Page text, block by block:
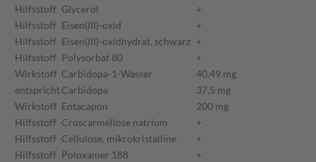
Hilfsstoff Glycerol
+
Hilfsstoff Eisen(III)-oxid
+
Hilfsstoff Eisen(III)-oxidhydrat, schwarz +
Hilfsstoff Polysorbat 80
+
Wirkstoff Carbidopa-1-Wasser
40,49 mg
entsprichtCarbidopa
37,5 mg
Wirkstoff Entacapon
200 mg
Hilfsstoff Croscarmellose natrium
+
Hilfsstoff Cellulose, mikrokristalline
+
Hilfsstoff Poloxamer 188
+